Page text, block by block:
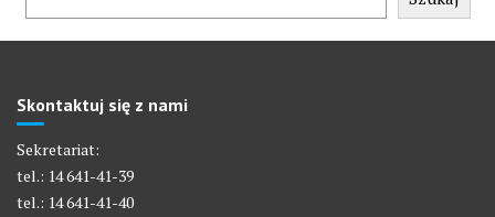
Skontaktuj się z nami
Sekretariat:
tel.: 14 641-41-39
tel.: 14 641-41-40